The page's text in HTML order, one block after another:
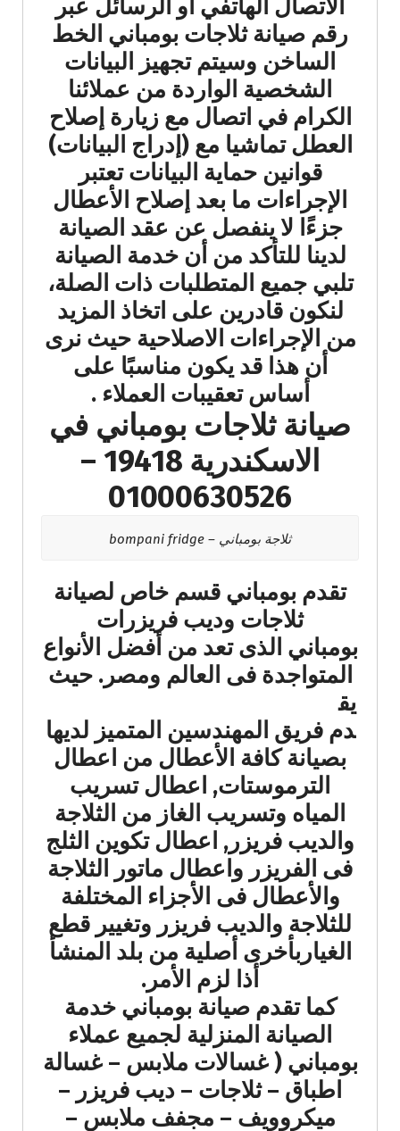
الاتصال الهاتفي او الرسائل عبر
رقم صيانة ثلاجات بومباني الخط
الساخن وسيتم تجهيز البيانات
الشخصية الواردة من عملائنا
الكرام في اتصال مع زيارة إصلاح
العطل تماشيا مع (إدراج البيانات)
قوانين حماية البيانات تعتبر
الإجراءات ما بعد إصلاح الأعطال
جزءًا لا ينفصل عن عقد الصيانة
لدينا للتأكد من أن خدمة الصيانة
تلبي جميع المتطلبات ذات الصلة،
لنكون قادرين على اتخاذ المزيد
من الإجراءات الاصلاحية حيث نرى
أن هذا قد يكون مناسبًا على
أساس تعقيبات العملاء​ .
صيانة ثلاجات بومباني في
الاسكندرية 19418 –
01000630526
ثلاجة بومباني – bompani fridge
تقدم بومباني قسم خاص لصيانة
ثلاجات وديب فريزرات
بومباني الذى تعد من أفضل الأنواع
المتواجدة فى العالم ومصر.حيث
يق
دم فريق المهندسين المتميز لديها
بصيانة كافة الأعطال من اعطال
الترموستات, اعطال تسريب
المياه وتسريب الغاز من الثلاجة
والديب فريزر, اعطال تكوين الثلج
فى الفريزر واعطال ماتور الثلاجة
والأعطال فى الأجزاء المختلفة
للثلاجة والديب فريزر وتغيير قطع
الغياربأخرى أصلية من بلد المنشأ
أذا لزم الأمر.
كما تقدم صيانة بومباني خدمة
الصيانة المنزلية لجميع عملاء
بومباني ( غسالات ملابس – غسالة
اطباق – ثلاجات – ديب فريزر –
ميكروويف – مجفف ملابس –